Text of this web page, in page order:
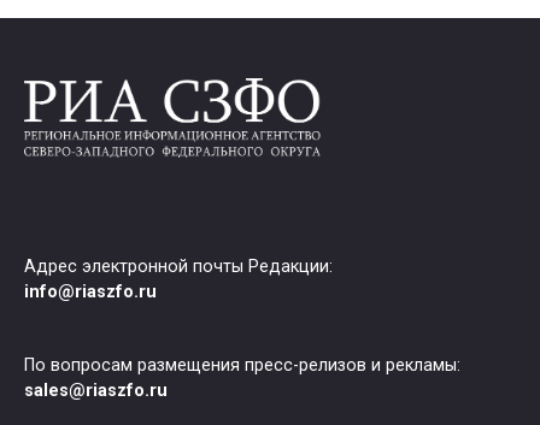
Адрес электронной почты Редакции:
info@riaszfo.ru
По вопросам размещения пресс-релизов и рекламы:
sales@riaszfo.ru